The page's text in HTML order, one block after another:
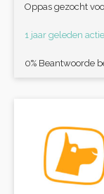
Oppas gezocht
1 jaar geleden
0% Beantwoorde